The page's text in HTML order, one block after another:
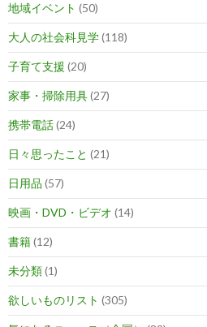
地域イベント (50)
大人の社会科見学(118)
子育て支援 (20)
家事・掃除用具(27)
携帯電話(24)
日々思ったこと (21)
日用品 (57)
映画・DVD・ビデオ (14)
書籍(12)
未分類(1)
欲しいものリスト (305)